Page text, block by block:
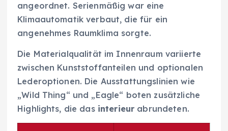
angeordnet. Serienmäßig war eine
Klimaautomatik verbaut, die für ein
angenehmes Raumklima sorgte.
Die Materialqualität im Innenraum variierte
zwischen Kunststoffanteilen und optionalen
Lederoptionen. Die Ausstattungslinien wie
„Wild Thing“ und „Eagle“ boten zusätzliche
Highlights, die das interieur abrundeten.